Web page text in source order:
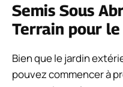
Semis Sous
Terrain pour
Bien que le jardin
pouvez commencer à